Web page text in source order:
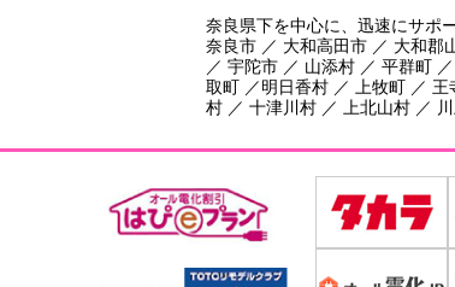
奈良県下を中心に、迅速にサポ
奈良市 ／ 大和高田市 ／ 大和郡
／ 宇陀市 ／ 山添村 ／ 平群町
取町 ／明日香村 ／ 上牧町 ／
村 ／ 十津川村 ／ 上北山村 ／